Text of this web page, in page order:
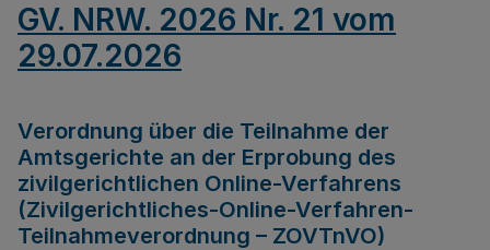
GV. NRW. 2026 Nr. 21 vom
29.07.2026
Verordnung über die Teilnahme der
Amtsgerichte an der Erprobung des
zivilgerichtlichen Online-Verfahrens
(Zivilgerichtliches-Online-Verfahren-
Teilnahmeverordnung – ZOVTnVO)